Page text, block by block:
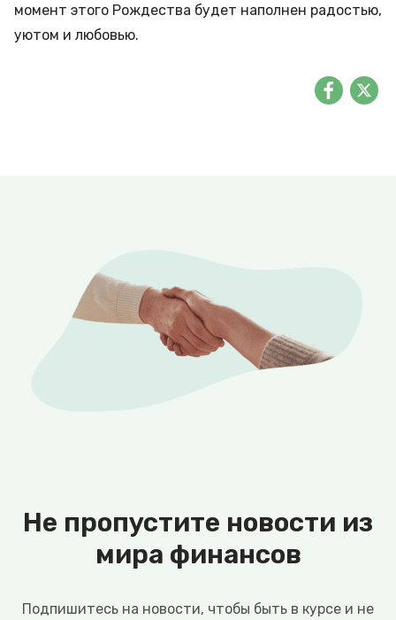
момент этого Рождества будет наполнен радостью,
уютом и любовью.
Не пропустите новости из
мира финансов
Подпишитесь на новости, чтобы быть в курсе и не